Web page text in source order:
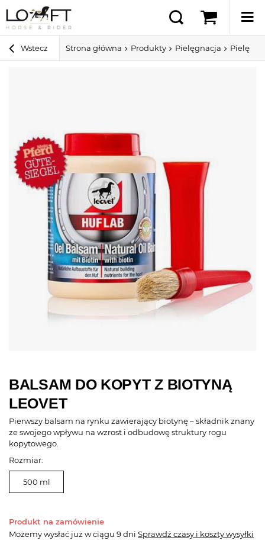
Wstecz Strona główna Produkty Pielęgnacja
BALSAM DO KOPYT Z BIOTYNĄ
LEOVET
Pierwszy balsam na rynku zawierający biotynę – składnik znany
ze swojego wpływu na wzrost i odbudowę struktury rogu
kopytowego.
Rozmiar:
500 ml
Produkt na zamówienie
Możemy wysłać już w ciągu 9 dni Sprawdź czasy i koszty wysyłki